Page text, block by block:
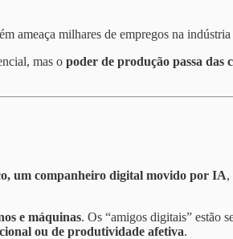
ameaça milhares de empregos na
mas o poder de produção passa das
um companheiro digital movido por IA,
e máquinas. Os “amigos digitais” estão
ou de produtividade afetiva.